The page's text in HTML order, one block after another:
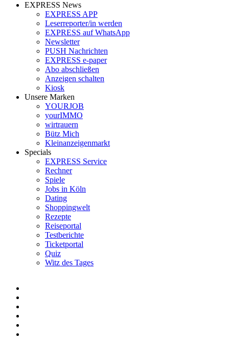
EXPRESS News
EXPRESS APP
Leserreporter/in werden
EXPRESS auf WhatsApp
Newsletter
PUSH Nachrichten
EXPRESS e-paper
Abo abschließen
Anzeigen schalten
Kiosk
Unsere Marken
YOURJOB
yourIMMO
wirtrauern
Bütz Mich
Kleinanzeigenmarkt
Specials
EXPRESS Service
Rechner
Spiele
Jobs in Köln
Dating
Shoppingwelt
Rezepte
Reiseportal
Testberichte
Ticketportal
Quiz
Witz des Tages